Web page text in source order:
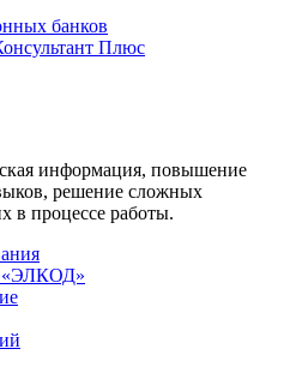
банков
Плюс
информация, повышение
решение сложных
в процессе работы.
«ЭЛКОД»